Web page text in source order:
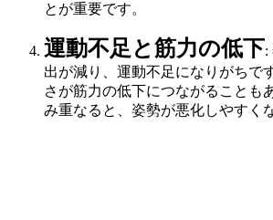
とが重要です。
運動不足と筋力の低下:
出が減り、運動不足になりがちで
さが筋力の低下につながることも
み重なると、姿勢が悪化しやすく